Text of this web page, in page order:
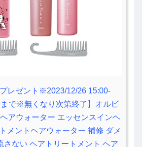
プレゼント※2023/12/26 15:00-
で※無くなり次第終了】オルビ
アウォーター エッセンスインヘ
メントヘアウォーター 補修 ダメ
さない ヘアトリートメント ヘア